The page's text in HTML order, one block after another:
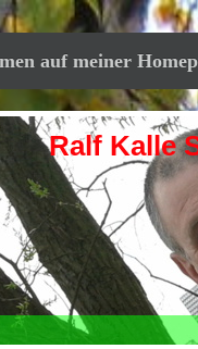
auf meiner
Skala